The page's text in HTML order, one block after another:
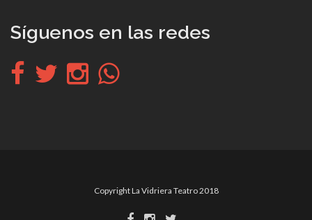
Síguenos en las redes
Copyright La Vidriera Teatro 2018